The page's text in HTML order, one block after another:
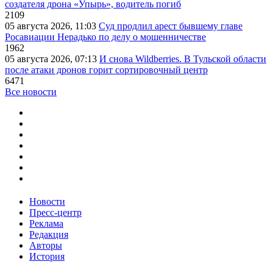
создателя дрона «Упырь», водитель погиб
2109
05 августа 2026, 11:03 Суд продлил арест бывшему главе
Росавиации Нерадько по делу о мошенничестве
1962
05 августа 2026, 07:13 И снова Wildberries. В Тульской области
после атаки дронов горит сортировочный центр
6471
Все новости
Новости
Пресс-центр
Реклама
Редакция
Авторы
История